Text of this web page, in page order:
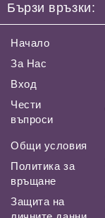
Бързи връзки:
Начало
За Нас
Вход
Чести
въпроси
Общи условия
Политика за
връщане
Защита на